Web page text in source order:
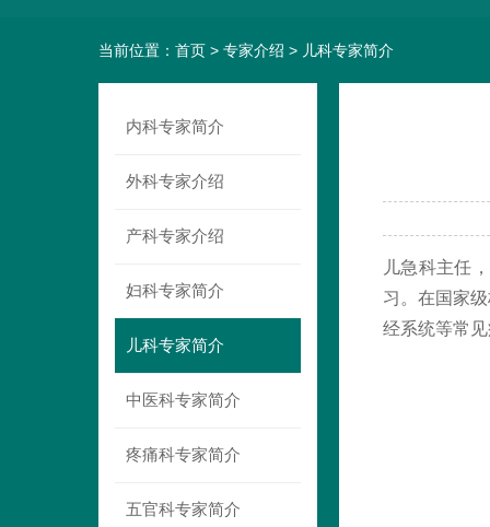
当前位置： 首页 > 专家介绍 > 儿科专家简介
内科专家简介
外科专家介绍
产科专家介绍
妇科专家简介
儿科专家简介
中医科专家简介
疼痛科专家简介
五官科专家简介
儿急科主任
习。在国家
经系统等常